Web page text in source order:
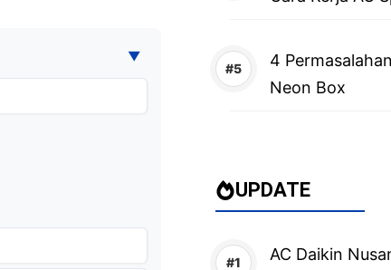
▼
4
Neon Box
UPDATE
AC Daikin